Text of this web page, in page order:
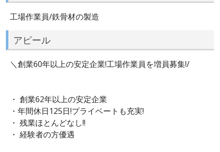
工場作業員/鉄骨材の製造
アピール
＼創業60年以上の安定企業!工場作業員を増員募集!/
・ 創業62年以上の安定企業
・年間休日125日!プライベートも充実!
・ 残業ほとんどなし!!
・ 経験者の方優遇